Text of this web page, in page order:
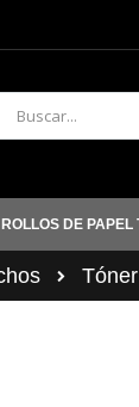
ROLLOS DE PAPEL